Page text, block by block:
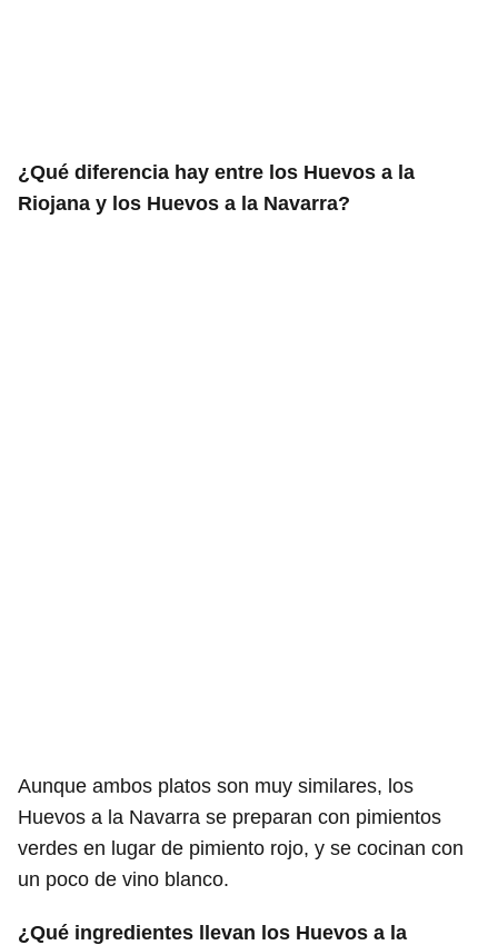
¿Qué diferencia hay entre los Huevos a la
Riojana y los Huevos a la Navarra?
Aunque ambos platos son muy similares, los
Huevos a la Navarra se preparan con pimientos
verdes en lugar de pimiento rojo, y se cocinan con
un poco de vino blanco.
¿Qué ingredientes llevan los Huevos a la